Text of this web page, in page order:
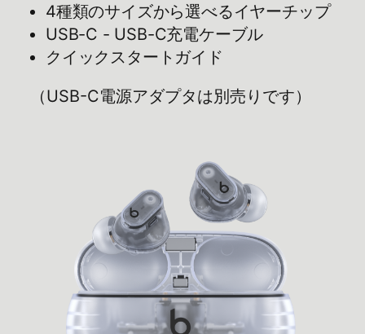
4種類の​​サイズから​​選べる​​イヤーチップ
USB-C - USB-C充電ケーブル
クイックスタートガイド
（USB-C電源アダプタは​​別売りです）